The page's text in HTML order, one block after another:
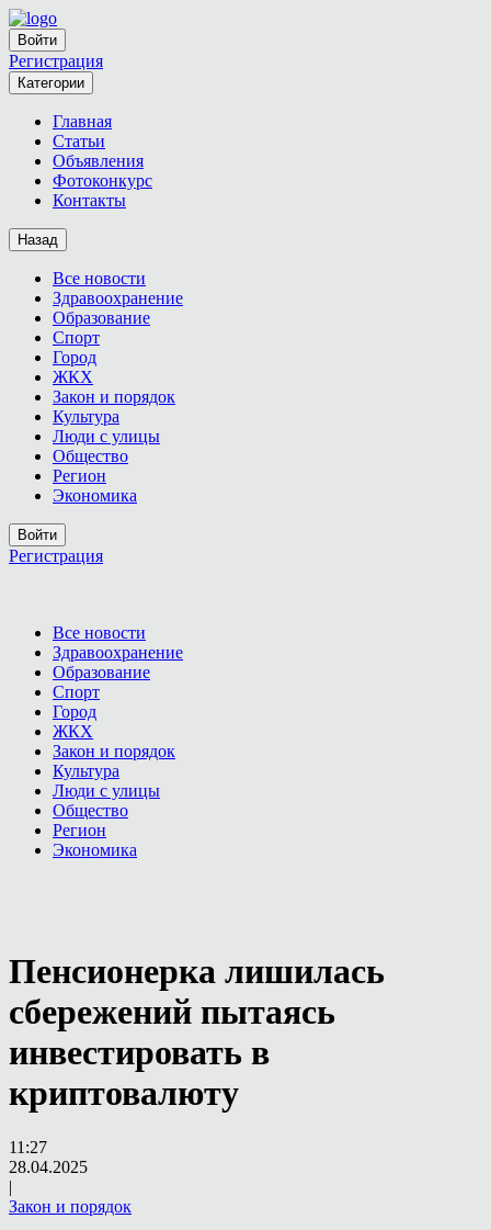
Войти
Регистрация
Категории
Главная
Статьи
Объявления
Фотоконкурс
Контакты
Назад
Все новости
Здравоохранение
Образование
Спорт
Город
ЖКХ
Закон и порядок
Культура
Люди с улицы
Общество
Регион
Экономика
Войти
Регистрация
Все новости
Здравоохранение
Образование
Спорт
Город
ЖКХ
Закон и порядок
Культура
Люди с улицы
Общество
Регион
Экономика
Пенсионерка лишилась
сбережений пытаясь
инвестировать в
криптовалюту
11:27
28.04.2025
|
Закон и порядок